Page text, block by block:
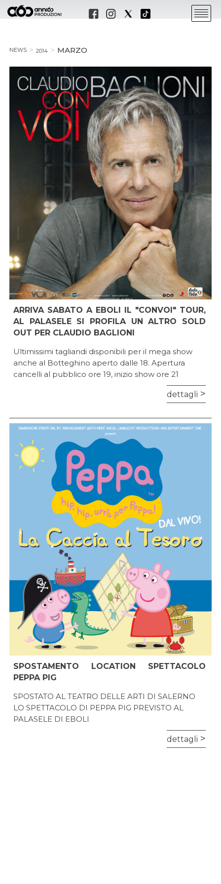
NEWS 2014 MARZO
ARRIVA SABATO A EBOLI IL "CONVOI" TOUR,
AL PALASELE SI PROFILA UN ALTRO SOLD
OUT PER CLAUDIO BAGLIONI
Ultimissimi tagliandi disponibili per il mega show
anche al Botteghino aperto dalle 18. Apertura
cancelli al pubblico ore 19, inizio show ore 21
dettagli
SPOSTAMENTO LOCATION SPETTACOLO
PEPPA PIG
SPOSTATO AL TEATRO DELLE ARTI DI SALERNO
LO SPETTACOLO DI PEPPA PIG PREVISTO AL
PALASELE DI EBOLI
dettagli